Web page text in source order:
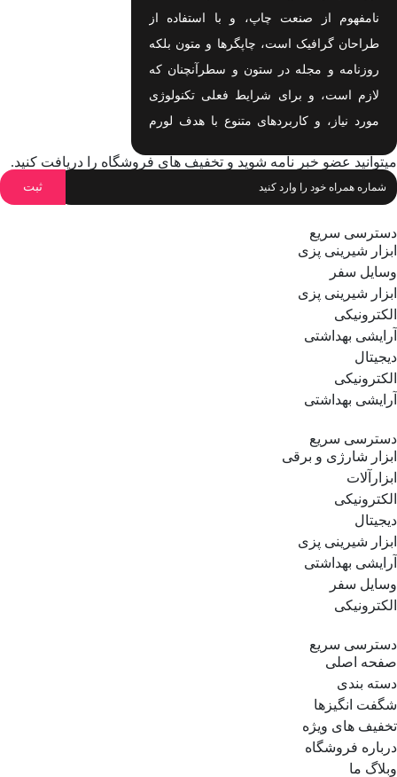
نامفهوم از صنعت چاپ، و با استفاده از
طراحان گرافیک است، چاپگرها و متون بلکه
روزنامه و مجله در ستون و سطرآنچنان که
لازم است، و برای شرایط فعلی تکنولوژی
مورد نیاز، و کاربردهای متنوع با هدف لورم
اهدف لورم ایپسوم متن ساختگی با تولید
میتوانید عضو خبر نامه شوید و تخفیف های فروشگاه را دریافت کنید.
دسترسی سریع
ابزار شیرینی پزی
وسایل سفر
ابزار شیرینی پزی
الکترونیکی
آرایشی بهداشتی
دیجیتال
الکترونیکی
آرایشی بهداشتی
دسترسی سریع
ابزار شارژی و برقی
ابزارآلات
الکترونیکی
دیجیتال
ابزار شیرینی پزی
آرایشی بهداشتی
وسایل سفر
الکترونیکی
دسترسی سریع
صفحه اصلی
دسته بندی
شگفت انگیزها
تخفیف های ویژه
درباره فروشگاه
وبلاگ ما